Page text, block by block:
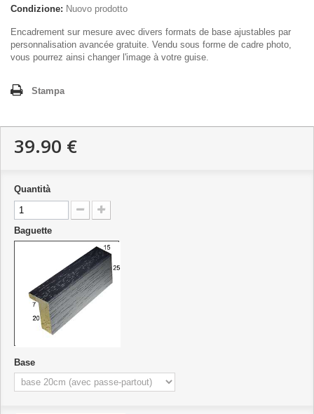
Condizione: Nuovo prodotto
Encadrement sur mesure avec divers formats de base ajustables par
personnalisation avancée gratuite. Vendu sous forme de cadre photo,
vous pourrez ainsi changer l'image à votre guise.
Stampa
39.90 €
Quantità
Baguette
Base